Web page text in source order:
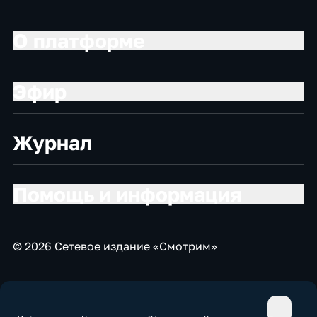
Журнал
© 2026 Сетевое издание «Смотрим»